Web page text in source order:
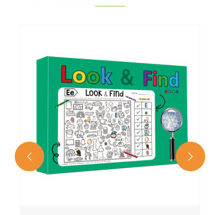
Leabhar Dathúcháin Téama
Cruthaitheach Páistí
Féach ar Tuilleadh >>
 